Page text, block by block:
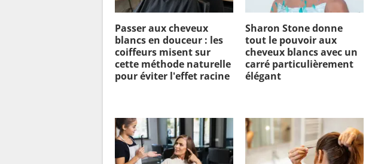
Passer aux cheveux
blancs en douceur : les
coiffeurs misent sur
cette méthode naturelle
pour éviter l'effet racine
Sharon Stone donne
tout le pouvoir aux
cheveux blancs avec un
carré particulièrement
élégant